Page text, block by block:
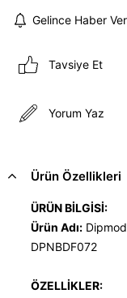
Gelince Haber Ver
Tavsiye Et
Yorum Yaz
Ürün Özellikleri
ÜRÜN BİLGİSİ:
Ürün Adı:
DPNBDF072
ÖZELLİKLER: